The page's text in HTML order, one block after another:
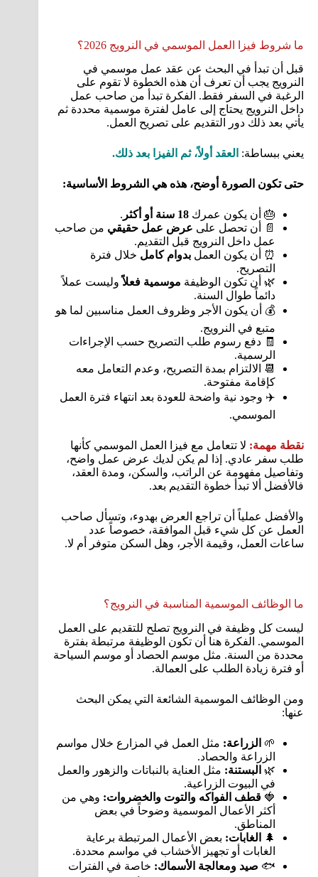
ما شروط فيزا العمل الموسمي في النرويج 2026؟
قبل أن تبدأ في البحث عن عقد عمل موسمي في
النرويج يجب أن تعرف أن هذه الخطوة لا تقوم على
الرغبة في السفر فقط. الفكرة تبدأ من صاحب عمل
داخل النرويج يحتاج إلى عامل لفترة موسمية محددة ثم
يأتي بعد ذلك دور التقديم على تصريح العمل.
يعني ببساطة: العقد أولاً، ثم الفيزا بعد ذلك.
حتى تكون الصورة أوضح، هذه هي الشروط الأساسية:
🎂 أن يكون عمرك 18 سنة أو أكثر
.
📄 أن تحصل على عرض عمل حقيقي من صاحب
عمل داخل النرويج قبل التقديم.
⏰ أن يكون العمل بدوام كامل خلال فترة
التصريح.
🌿 أن تكون الوظيفة موسمية فعلاً وليست عملاً
دائماً طوال السنة.
💰 أن يكون الأجر وظروف العمل مناسبين لما هو
متبع في النرويج.
🧾 دفع رسوم طلب التصريح حسب الإجراءات
الرسمية.
📆 الالتزام بمدة التصريح، وعدم التعامل معه
كإقامة مفتوحة.
✈️ وجود نية واضحة للعودة بعد انتهاء فترة العمل
الموسمي.
نقطة مهمة: لا تتعامل مع فيزا العمل الموسمي كأنها
طلب سفر عادي. إذا لم يكن لديك عرض عمل واضح،
وتفاصيل مفهومة عن الراتب، والسكن، ومدة العقد،
فالأفضل ألا تبدأ خطوة التقديم بعد.
والأفضل عملياً أن تراجع العرض بهدوء، وتسأل صاحب
العمل عن كل شيء قبل الموافقة، خصوصاً عدد
ساعات العمل، وقيمة الأجر، وهل السكن متوفر أم لا.
ما الوظائف الموسمية المناسبة في النرويج؟
ليست كل وظيفة في النرويج تصلح للتقديم على العمل
الموسمي. الفكرة هنا أن تكون الوظيفة مرتبطة بفترة
محددة من السنة. مثل موسم الحصاد أو موسم السياحة
أو فترة زيادة الطلب على العمالة.
ومن الوظائف الموسمية الشائعة التي يمكن البحث
عنها:
🌱 الزراعة: مثل العمل في المزارع خلال مواسم
الزراعة والحصاد.
🌿 البستنة: مثل العناية بالنباتات والزهور والعمل
في البيوت الزراعية.
🍓 قطف الفواكه والتوت والخضروات: وهي من
أكثر الأعمال الموسمية وضوحاً في بعض
المناطق.
🌲
الغابات: بعض الأعمال المرتبطة برعاية
الغابات أو تجهيز الأخشاب في مواسم محددة.
🐟 صيد ومعالجة الأسماك: خاصة في الفترات